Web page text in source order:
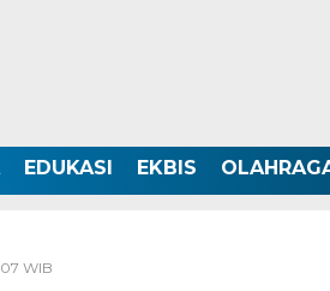
EDUKASI EKBIS
WIB